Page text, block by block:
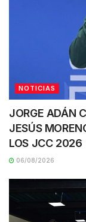
NOTICIAS
JORGE ADÁN
JESÚS
LOS JCC 2026
06/08/2026